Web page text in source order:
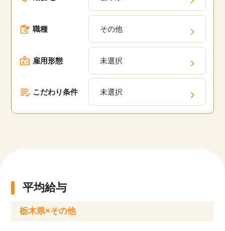
医療業界に特化しているからこそ、医療事務求人
ドットコムでは他サイトでは見られない求人を多
数ご用意しています。
職種 その他
雇用形態 未選択
こだわり条件 未選択
平均給与
栃木県×その他